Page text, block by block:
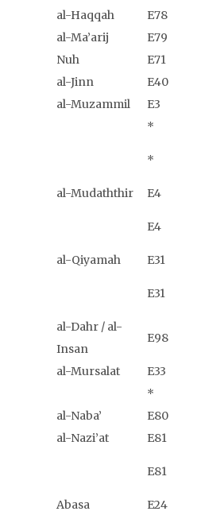
al-Haqqah
E78
al-Ma’arij
E79
Nuh
E71
al-Jinn
E40
al-Muzammil
E3
*
*
al-Mudaththir E4
E4
al-Qiyamah E31
E31
al-Dahr / al-
Insan
E98
al-Mursalat
E33
*
al-Naba’
E80
al-Nazi’at E81
E81
Abasa
E24